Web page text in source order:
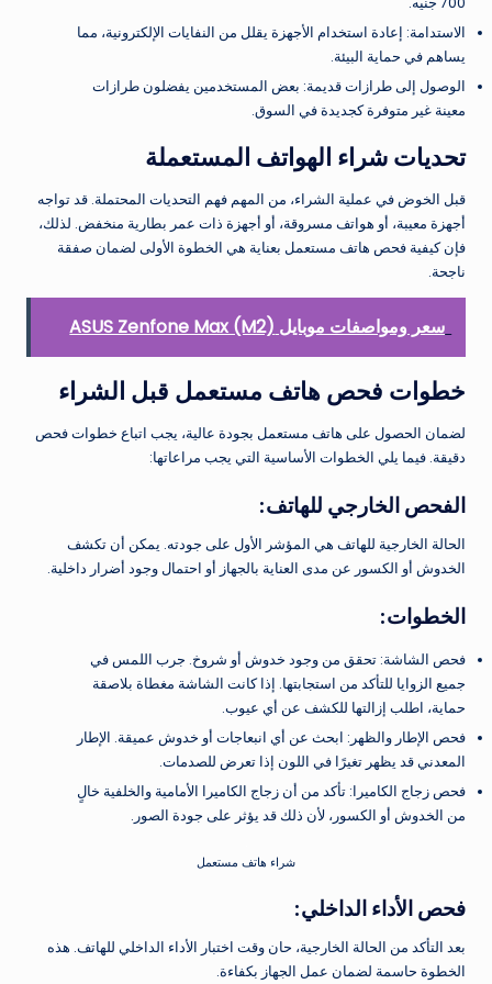
الاستدامة: إعادة استخدام الأجهزة يقلل من النفايات الإلكترونية، مما
يساهم في حماية البيئة.
الوصول إلى طرازات قديمة: بعض المستخدمين يفضلون طرازات
معينة غير متوفرة كجديدة في السوق.
تحديات شراء الهواتف المستعملة
قبل الخوض في عملية الشراء، من المهم فهم التحديات المحتملة. قد تواجه
أجهزة معيبة، أو هواتف مسروقة، أو أجهزة ذات عمر بطارية منخفض. لذلك،
فإن كيفية فحص هاتف مستعمل بعناية هي الخطوة الأولى لضمان صفقة
ناجحة.
سعر ومواصفات موبايل ASUS Zenfone Max (M2)
خطوات فحص هاتف مستعمل قبل الشراء
لضمان الحصول على هاتف مستعمل بجودة عالية، يجب اتباع خطوات فحص
دقيقة. فيما يلي الخطوات الأساسية التي يجب مراعاتها:
الفحص الخارجي للهاتف:
الحالة الخارجية للهاتف هي المؤشر الأول على جودته. يمكن أن تكشف
الخدوش أو الكسور عن مدى العناية بالجهاز أو احتمال وجود أضرار داخلية.
الخطوات:
فحص الشاشة: تحقق من وجود خدوش أو شروخ. جرب اللمس في
جميع الزوايا للتأكد من استجابتها. إذا كانت الشاشة مغطاة بلاصقة
حماية، اطلب إزالتها للكشف عن أي عيوب.
فحص الإطار والظهر: ابحث عن أي انبعاجات أو خدوش عميقة. الإطار
المعدني قد يظهر تغيرًا في اللون إذا تعرض للصدمات.
فحص زجاج الكاميرا: تأكد من أن زجاج الكاميرا الأمامية والخلفية خالٍ
من الخدوش أو الكسور، لأن ذلك قد يؤثر على جودة الصور.
شراء هاتف مستعمل
فحص الأداء الداخلي:
بعد التأكد من الحالة الخارجية، حان وقت اختبار الأداء الداخلي للهاتف. هذه
الخطوة حاسمة لضمان عمل الجهاز بكفاءة.